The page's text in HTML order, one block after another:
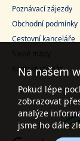
Poznávací zájezdy
Obchodní podmínky
Cestovní kanceláře
Slepé mapy
Kontaktujte nás
Na našem
Pokud lépe
zobrazovat
analýze
jsme ho dále